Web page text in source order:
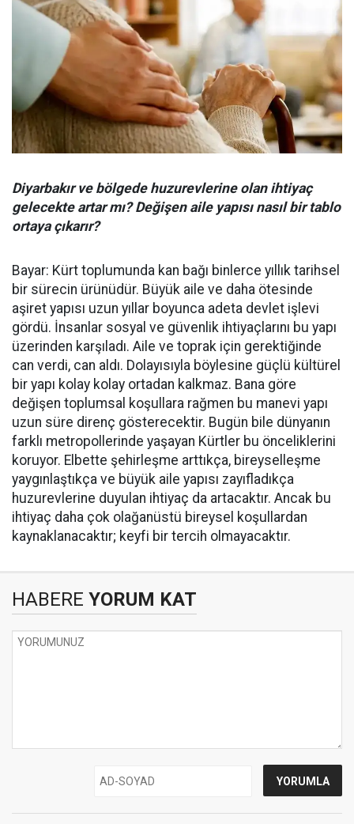
Diyarbakır ve bölgede huzurevlerine olan ihtiyaç
gelecekte artar mı? Değişen aile yapısı nasıl bir tablo
ortaya çıkarır?
Bayar: Kürt toplumunda kan bağı binlerce yıllık tarihsel
bir sürecin ürünüdür. Büyük aile ve daha ötesinde
aşiret yapısı uzun yıllar boyunca adeta devlet işlevi
gördü. İnsanlar sosyal ve güvenlik ihtiyaçlarını bu yapı
üzerinden karşıladı. Aile ve toprak için gerektiğinde
can verdi, can aldı. Dolayısıyla böylesine güçlü kültürel
bir yapı kolay kolay ortadan kalkmaz. Bana göre
değişen toplumsal koşullara rağmen bu manevi yapı
uzun süre direnç gösterecektir. Bugün bile dünyanın
farklı metropollerinde yaşayan Kürtler bu önceliklerini
koruyor. Elbette şehirleşme arttıkça, bireyselleşme
yaygınlaştıkça ve büyük aile yapısı zayıfladıkça
huzurevlerine duyulan ihtiyaç da artacaktır. Ancak bu
ihtiyaç daha çok olağanüstü bireysel koşullardan
kaynaklanacaktır; keyfi bir tercih olmayacaktır.
HABERE YORUM KAT